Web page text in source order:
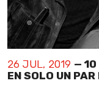
26 JUL, 2019 — 10
EN SOLO UN